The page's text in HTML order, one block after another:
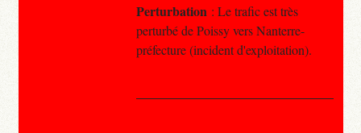
Perturbation : Le trafic est très
perturbé de Poissy vers Nanterre-
préfecture (incident d'exploitation).